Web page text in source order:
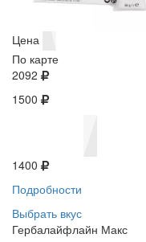
Цена
По карте
2092
1500
1400
Подробности
Выбрать вкус
Гербалайфлайн Макс